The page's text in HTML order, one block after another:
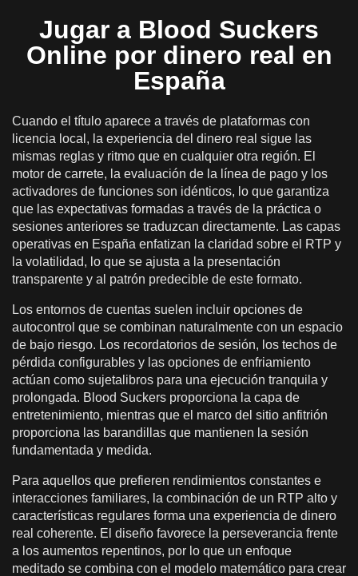
Jugar a Blood Suckers
Online por dinero real en
España
Cuando el título aparece a través de plataformas con
licencia local, la experiencia del dinero real sigue las
mismas reglas y ritmo que en cualquier otra región. El
motor de carrete, la evaluación de la línea de pago y los
activadores de funciones son idénticos, lo que garantiza
que las expectativas formadas a través de la práctica o
sesiones anteriores se traduzcan directamente. Las capas
operativas en España enfatizan la claridad sobre el RTP y
la volatilidad, lo que se ajusta a la presentación
transparente y al patrón predecible de este formato.
Los entornos de cuentas suelen incluir opciones de
autocontrol que se combinan naturalmente con un espacio
de bajo riesgo. Los recordatorios de sesión, los techos de
pérdida configurables y las opciones de enfriamiento
actúan como sujetalibros para una ejecución tranquila y
prolongada. Blood Suckers proporciona la capa de
entretenimiento, mientras que el marco del sitio anfitrión
proporciona las barandillas que mantienen la sesión
fundamentada y medida.
Para aquellos que prefieren rendimientos constantes e
interacciones familiares, la combinación de un RTP alto y
características regulares forma una experiencia de dinero
real coherente. El diseño favorece la perseverancia frente
a los aumentos repentinos, por lo que un enfoque
meditado se combina con el modelo matemático para crear